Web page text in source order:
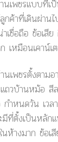
เพชรแบบที่เ
ค้าที่เดินผ่าน
เชื่อถือ ข้อเสี
เหมือนเคาน์เ
เพชรตั้งตาม
ถวบ้านหม้อ สี
ำหนดวัน เวล
มีที่ตั้งเป็นหลัก
นห้างมาก ข้อ